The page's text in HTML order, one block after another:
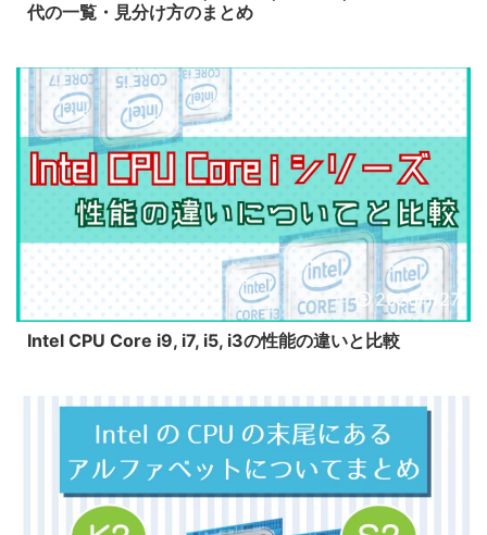
代の一覧・見分け方のまとめ
2026/1/27
Intel CPU Core i9, i7, i5, i3の性能の違いと比較